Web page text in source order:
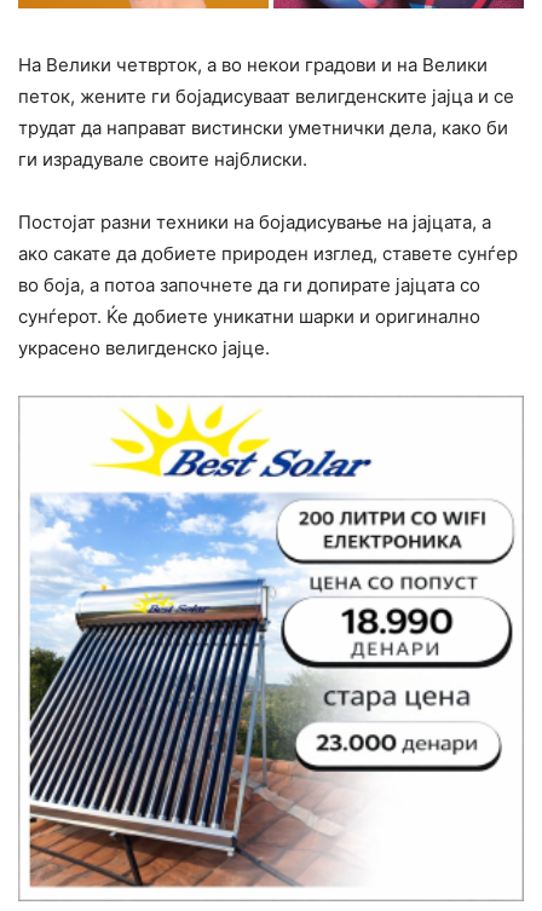
На Велики четврток, а во некои градови и на Велики
петок, жените ги бојадисуваат велигденските јајца и се
трудат да направат вистински уметнички дела, како би
ги израдувале своите најблиски.
Постојат разни техники на бојадисување на јајцата, а
ако сакате да добиете природен изглед, ставете сунѓер
во боја, а потоа започнете да ги допирате јајцата со
сунѓерот. Ќе добиете уникатни шарки и оригинално
украсено велигденско јајце.